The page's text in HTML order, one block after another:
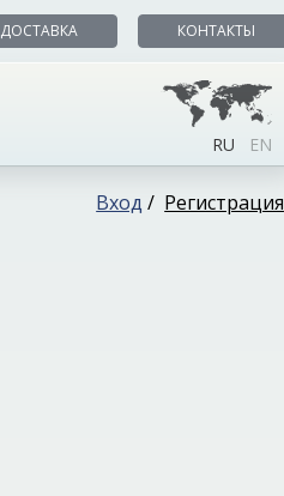
ДОСТАВКА КОНТАКТЫ
RU EN
Вход / Регистрация